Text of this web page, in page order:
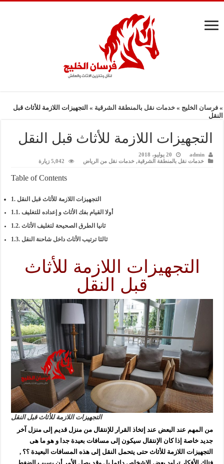
»فرسان الخليج »خدمات نقل بالمنطقة الشرقية » التجهيزات اللازمة للأثاث قبل
النقل
التجهيزات اللازمة للأثاث قبل النقل
admin
20 يوليو، 2018
خدمات نقل بالمنطقة الشرقية,خدمات نقل من الرياض 5,042 زيارة
Table of Contents
التجهيزات اللازمة للأثاث قبل النقل
ثانيا الطرق الصحيحة لتغليف الأثاث
ثالثا ترتيب الأثاث داخل شاحنة النقل
التجهيزات اللازمة للأثاث
قبل النقل
التجهيزات اللازمة للأثاث قبل النقل
من المهم عند البعض عند إتخاذ القرار للإنتقال من منزل قديم إلى منزل آخر
جديد خاصة إذا كان الإنتقال سيكون إلى مسافات بعيدة جدا و هو ما هى
التجهيزات اللازمة للأثاث حتى يتحمل النقل إلى هذه المسافات البعيدة ؟؟ ,